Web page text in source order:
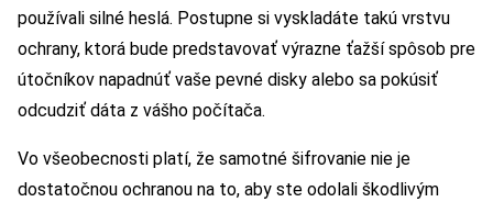
používali silné heslá. Postupne si vyskladáte takú vrstvu
ochrany, ktorá bude predstavovať výrazne ťažší spôsob pre
útočníkov napadnúť vaše pevné disky alebo sa pokúsiť
odcudziť dáta z vášho počítača.
Vo všeobecnosti platí, že samotné šifrovanie nie je
dostatočnou ochranou na to, aby ste odolali škodlivým